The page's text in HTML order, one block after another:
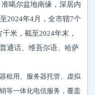
噶尔盆地南缘，深居内
2024年4月，全市辖7个
米，截至2024年末，
通话、维吾尔语、哈萨
租用、服务器托管、虚拟
等一体化电信服务，覆盖